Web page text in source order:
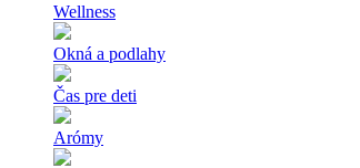
Wellness
Okná a podlahy
Čas pre deti
Arómy